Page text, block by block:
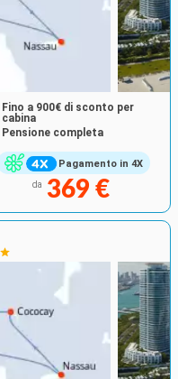
Pagamento in 4X
Fino a 900€ di sconto per
cabina
Pensione completa
da 369 €